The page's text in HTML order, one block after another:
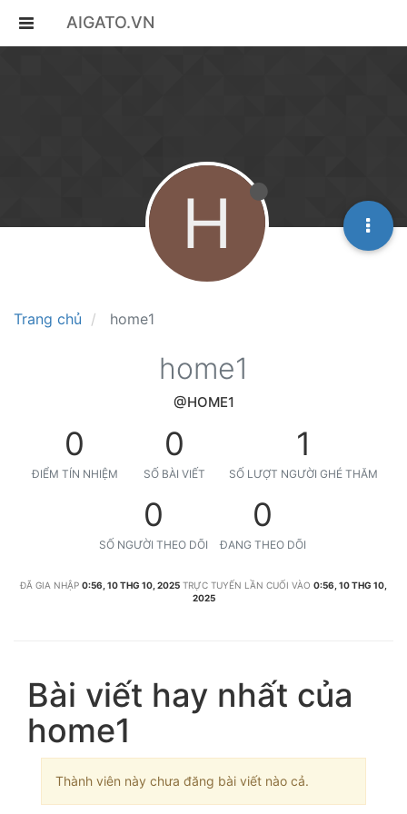
AIGATO.VN
Trang chủ home1
H
home1
@HOME1
0
ĐIỂM TÍN NHIỆM
0
SỐ BÀI VIẾT
1
SỐ LƯỢT NGƯỜI GHÉ THĂM
0
SỐ NGƯỜI THEO DÕI
0
ĐANG THEO DÕI
ĐÃ GIA NHẬP 0:56, 10 THG 10, 2025 TRỰC TUYẾN LẦN CUỐI VÀO 0:56, 10 THG 10,
2025
Bài viết hay nhất của
home1
Thành viên này chưa đăng bài viết nào cả.